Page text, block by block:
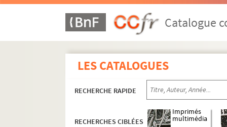
Catalogue
LES CATALOGUES
RECHERCHE RAPIDE
RECHERCHES CIBLÉES
Imprimés
multimédia